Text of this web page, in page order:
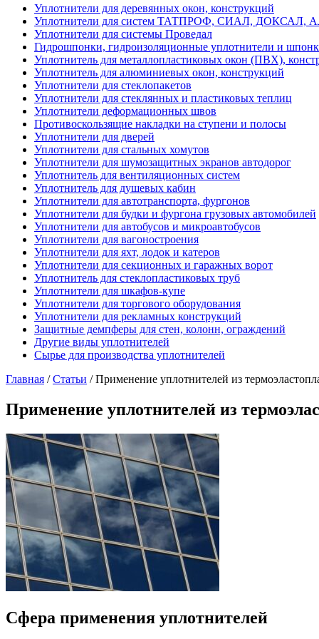
Уплотнители для деревянных окон, конструкций
Уплотнители для систем ТАТПРОФ, СИАЛ, ДОКСАЛ,
Уплотнители для системы Проведал
Гидрошпонки, гидроизоляционные уплотнители и
Уплотнитель для металлопластиковых окон (ПВХ),
Уплотнитель для алюминиевых окон, конструкций
Уплотнители для стеклопакетов
Уплотнители для стеклянных и пластиковых теплиц
Уплотнители деформационных швов
Противоскользящие накладки на ступени и полосы
Уплотнители для дверей
Уплотнители для стальных хомутов
Уплотнители для шумозащитных экранов автодорог
Уплотнитель для вентиляционных систем
Уплотнитель для душевых кабин
Уплотнители для автотранспорта, фургонов
Уплотнители для будки и фургона грузовых автомобилей
Уплотнители для автобусов и микроавтобусов
Уплотнители для вагоностроения
Уплотнители для яхт, лодок и катеров
Уплотнители для секционных и гаражных ворот
Уплотнитель для стеклопластиковых труб
Уплотнители для шкафов-купе
Уплотнители для торгового оборудования
Уплотнители для рекламных конструкций
Защитные демпферы для стен, колонн, ограждений
Другие виды уплотнителей
Сырье для производства уплотнителей
Главная /Статьи /Применение уплотнителей из
Применение уплотнителей из
Сфера применения уплотнителей